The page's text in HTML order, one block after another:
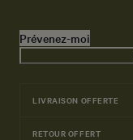
Prévenez-moi
LIVRAISON OFFERTE
RETOUR OFFERT